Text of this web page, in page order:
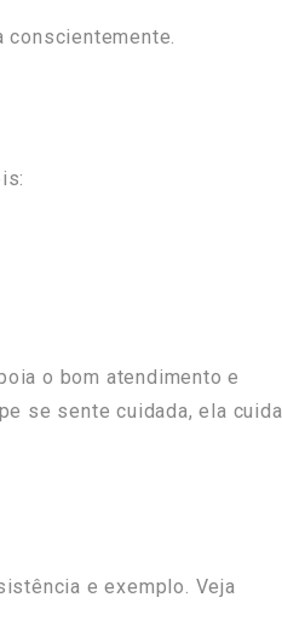
o bom atendimento e
se sente cuidada, ela cuida
e exemplo. Veja